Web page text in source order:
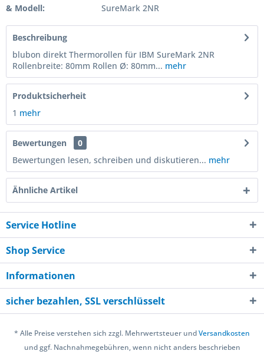
& Modell:
SureMark 2NR
Beschreibung
blubon direkt Thermorollen für IBM SureMark 2NR
Rollenbreite: 80mm Rollen Ø: 80mm... mehr
Produktsicherheit
1 mehr
Bewertungen
0
Bewertungen lesen, schreiben und diskutieren... mehr
Ähnliche Artikel
Service Hotline
Shop Service
Informationen
sicher bezahlen, SSL verschlüsselt
* Alle Preise verstehen sich zzgl. Mehrwertsteuer undVersandkosten
und ggf. Nachnahmegebühren, wenn nicht anders beschrieben